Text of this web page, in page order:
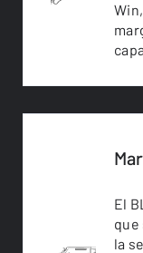
El
que
la